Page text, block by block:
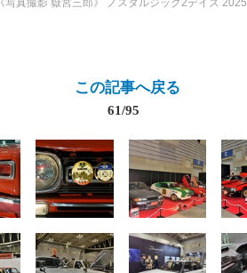
この記事へ戻る
61/95